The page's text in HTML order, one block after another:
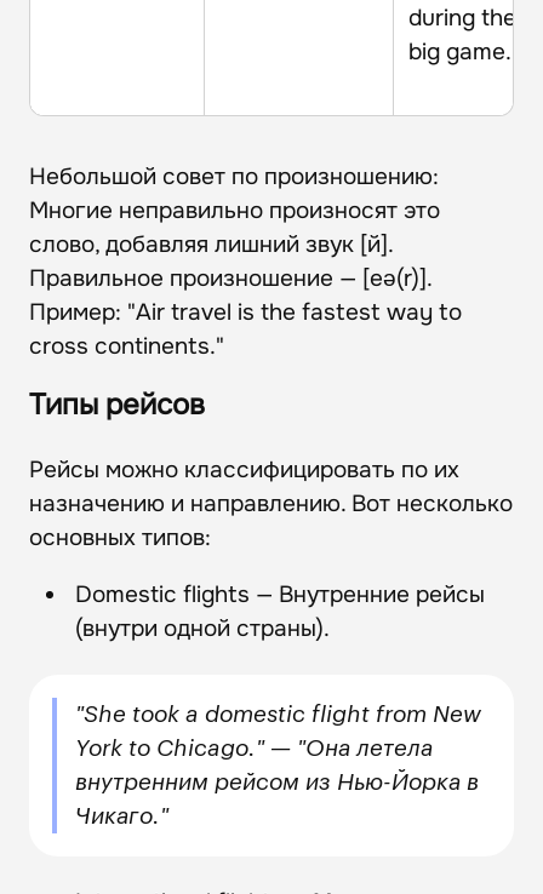
during the
big game."
Небольшой совет по произношению:
Многие неправильно произносят это
слово, добавляя лишний звук [й].
Правильное произношение — [eə(r)].
Пример: "Air travel is the fastest way to
cross continents."
Типы рейсов
Рейсы можно классифицировать по их
назначению и направлению. Вот несколько
основных типов:
Domestic flights — Внутренние рейсы
(внутри одной страны).
"She took a domestic flight from New
York to Chicago." — "Она летела
внутренним рейсом из Нью-Йорка в
Чикаго."